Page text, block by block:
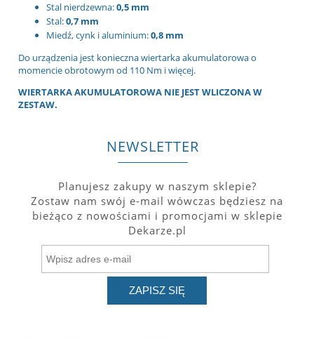
Stal nierdzewna:0,5 mm
Stal:0,7 mm
Miedź, cynk i aluminium:0,8 mm
Do urządzenia jest konieczna wiertarka akumulatorowa o
momencie obrotowym od 110 Nm i więcej.
WIERTARKA AKUMULATOROWA NIE JEST WLICZONA W
ZESTAW.
NEWSLETTER
Planujesz zakupy w naszym sklepie?
Zostaw nam swój e-mail wówczas będziesz na
bieżąco z nowościami i promocjami w sklepie
Dekarze.pl
ZAPISZ SIĘ